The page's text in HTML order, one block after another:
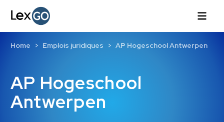
AP Hogeschool
Antwerpen
Home Emplois juridiques AP Hogeschool Antwerpen